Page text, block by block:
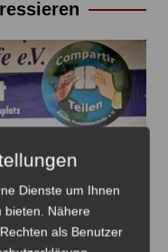
auf eine rege
Grafik: Aktion
Dienste um Ihnen
bieten. Nähere
als Benutzer